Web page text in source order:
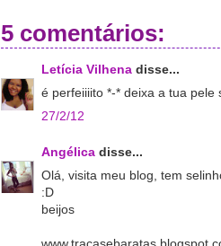
5 comentários:
Letícia Vilhena disse...
é perfeiiiito *-* deixa a tua pele
27/2/12
Angélica disse...
Olá, visita meu blog, tem
:D
beijos